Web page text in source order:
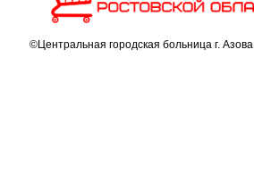
©Центральная городская больница г. Азова